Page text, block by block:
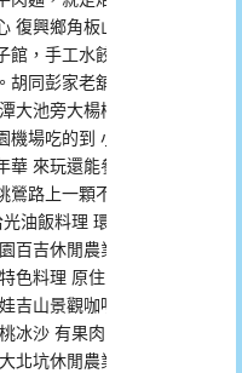
復興鄉角板山高CP值住宿 窗
館，手工水餃皮彈牙餡飽滿。
胡同彭家老舖 新疆拉麵 南崁
大池旁大楊梅鵝莊 還有專屬
機場吃的到 小王煮瓜、林聰
華 來玩還能參加抽獎 完整資
鶯路上一顆不到3元的人氣手
油飯料理 環境美評價好餐點
百吉休閒農業發展協會 10萬
色料理 原住民菜色高CP值(菜
吉山景觀咖啡廳 綿延山景第
冰沙 有果肉的冰沙 3杯才100
北坑休閒農業區看見魯冰花